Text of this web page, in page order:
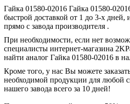
Гайка 01580-02016 Гайка 01580-
быстрой доставкой от 1 до 3-х дней,
прямо с завода производителя .
При необходимости, если нет
специалисты интернет-магазина
найти аналог Гайка 01580-02016 в
Кроме того, у нас Вы можете
необходимой продукции для любой
нашего завода всего за 10 дней!